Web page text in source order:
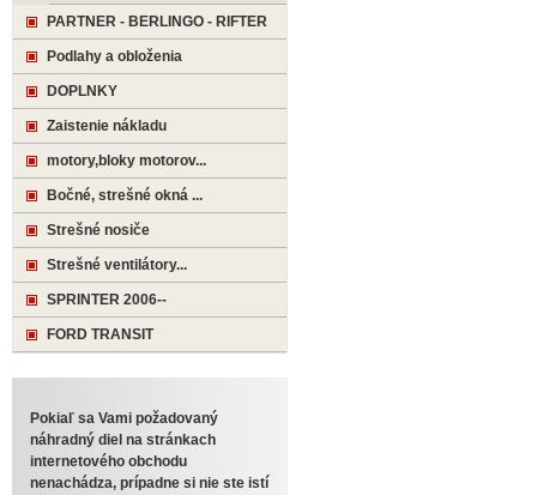
PARTNER - BERLINGO - RIFTER
Podlahy a obloženia
DOPLNKY
Zaistenie nákladu
motory,bloky motorov...
Bočné, strešné okná ...
Strešné nosiče
Strešné ventilátory...
SPRINTER 2006--
FORD TRANSIT
Pokiaľ sa Vami požadovaný
náhradný diel na stránkach
internetového obchodu
nenachádza, prípadne si nie ste istí